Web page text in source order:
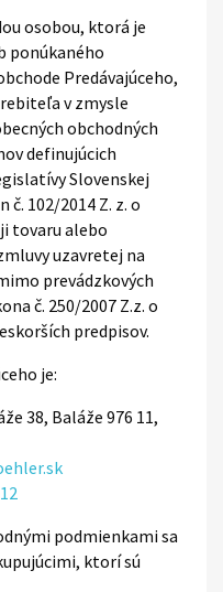
osobou, ktorá je
ponúkaného
Predávajúceho,
v zmysle
obchodných
definujúcich
Slovenskej
102/2014 Z. z. o
tovaru alebo
uzavretej na
prevádzkových
č. 250/2007 Z.z. o
predpisov.
je:
38, Baláže 976 11,
podmienkami sa
ktorí sú